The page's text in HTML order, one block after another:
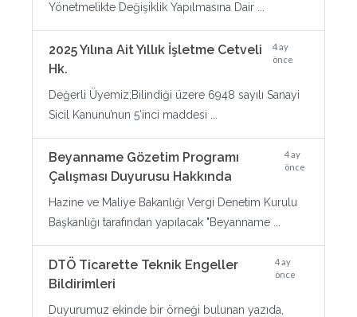
Yönetmelikte Değişiklik Yapılmasına Dair ...
2025 Yılına Ait Yıllık İşletme Cetveli
Hk.
4 ay
önce
Değerli Üyemiz;Bilindiği üzere 6948 sayılı Sanayi
Sicil Kanunu’nun 5’inci maddesi ...
Beyanname Gözetim Programı
Çalışması Duyurusu Hakkında
4 ay
önce
Hazine ve Maliye Bakanlığı Vergi Denetim Kurulu
Başkanlığı tarafından yapılacak "Beyanname ...
DTÖ Ticarette Teknik Engeller
Bildirimleri
4 ay
önce
Duyurumuz ekinde bir örneği bulunan yazıda,